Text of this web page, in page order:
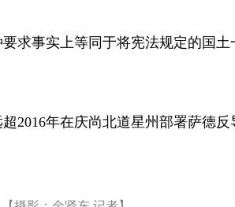
求事实上等同于将宪法规定的国
2016年在庆尚北道星州部署萨德反